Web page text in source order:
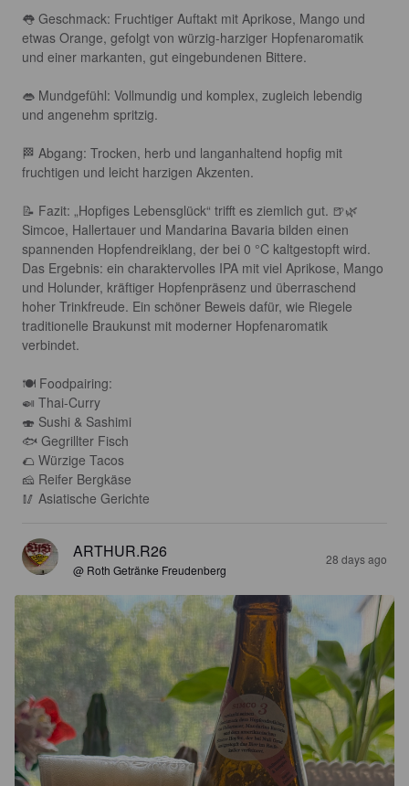
👅 Geschmack: Fruchtiger Auftakt mit Aprikose, Mango und
etwas Orange, gefolgt von würzig-harziger Hopfenaromatik
und einer markanten, gut eingebundenen Bittere.
👄 Mundgefühl: Vollmundig und komplex, zugleich lebendig
und angenehm spritzig.
🏁 Abgang: Trocken, herb und langanhaltend hopfig mit
fruchtigen und leicht harzigen Akzenten.
📝 Fazit: „Hopfiges Lebensglück“ trifft es ziemlich gut. 🍺🌿
Simcoe, Hallertauer und Mandarina Bavaria bilden einen
spannenden Hopfendreiklang, der bei 0 °C kaltgestopft wird.
Das Ergebnis: ein charaktervolles IPA mit viel Aprikose, Mango
und Holunder, kräftiger Hopfenpräsenz und überraschend
hoher Trinkfreude. Ein schöner Beweis dafür, wie Riegele
traditionelle Braukunst mit moderner Hopfenaromatik
verbindet.
🍽 Foodpairing:
🍛 Thai-Curry
🍣 Sushi & Sashimi
🐟 Gegrillter Fisch
🌮 Würzige Tacos
🧀 Reifer Bergkäse
🥢 Asiatische Gerichte
ARTHUR.R26
@ Roth Getränke Freudenberg
28 days ago